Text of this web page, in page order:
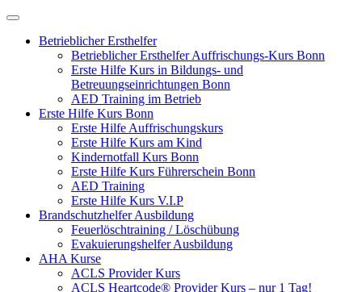
Betrieblicher Ersthelfer
Betrieblicher Ersthelfer Auffrischungs-Kurs Bonn
Erste Hilfe Kurs in Bildungs- und
Betreuungseinrichtungen Bonn
AED Training im Betrieb
Erste Hilfe Kurs Bonn
Erste Hilfe Auffrischungskurs
Erste Hilfe Kurs am Kind
Kindernotfall Kurs Bonn
Erste Hilfe Kurs Führerschein Bonn
AED Training
Erste Hilfe Kurs V.I.P
Brandschutzhelfer Ausbildung
Feuerlöschtraining / Löschübung
Evakuierungshelfer Ausbildung
AHA Kurse
ACLS Provider Kurs
ACLS Heartcode® Provider Kurs – nur 1 Tag!